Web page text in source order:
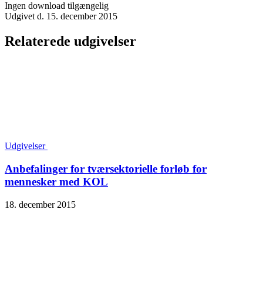
Ingen download tilgængelig
Udgivet d. 15. december 2015
Relaterede udgivelser
Udgivelser
Anbefalinger for tværsektorielle forløb for
mennesker med KOL
18. december 2015